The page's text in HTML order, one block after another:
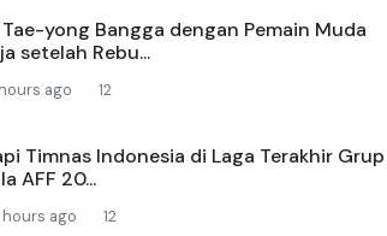
yong Bangga dengan Pemain Muda
setelah Rebu...
ago 12
Timnas Indonesia di Laga Terakhir Grup
AFF 20...
ago 12